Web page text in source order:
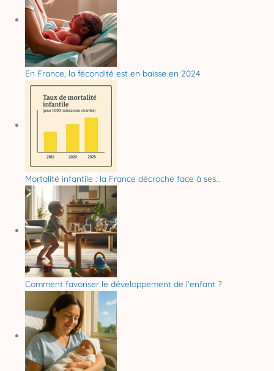
En France, la fécondité est en baisse en 2024
Mortalité infantile : la France décroche face à ses…
Comment favoriser le développement de l'enfant ?